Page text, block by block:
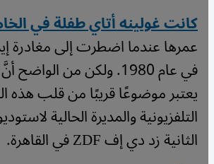
كانت غولينه أتاي طفلة في
عمرها عندما اضطرت إلى مغادرة
في عام 1980. ولكن من
يعتبر موضوعًا قريبًا من قلب هذه
التلفزيونية والمديرة الحالية
الثانية زد دي إف ZDF في القاهرة.